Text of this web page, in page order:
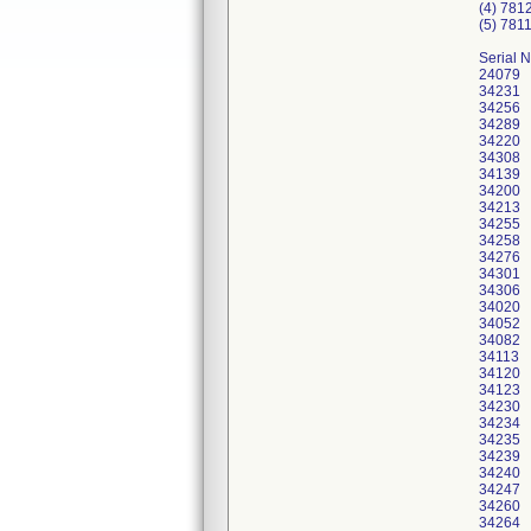
(4)
(5)
Serial
24079
34231
34256
34289
34220
34308
34139
34200
34213
34255
34258
34276
34301
34306
34020
34052
34082
34113
34120
34123
34230
34234
34235
34239
34240
34247
34260
34264